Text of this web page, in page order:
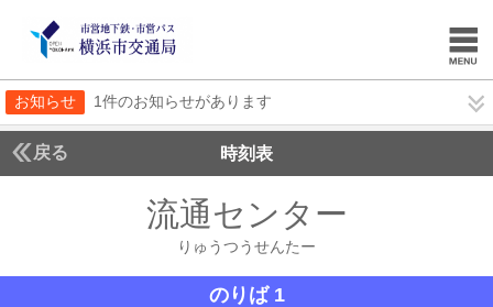
お知らせ 1件のお知らせがあります
戻る 時刻表
流通センター
りゅうつうせんたー
のりば 1